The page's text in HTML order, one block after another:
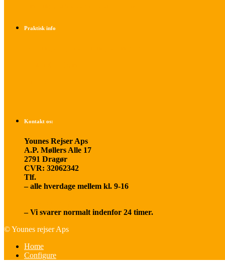
Praktisk info
Kontakt os:
Younes Rejser Aps
A.P. Møllers Alle 17
2791 Dragør
CVR: 32062342
Tlf.
– alle hverdage mellem kl. 9-16
– Vi svarer normalt indenfor 24 timer.
© Younes rejser Aps
Home
Configure